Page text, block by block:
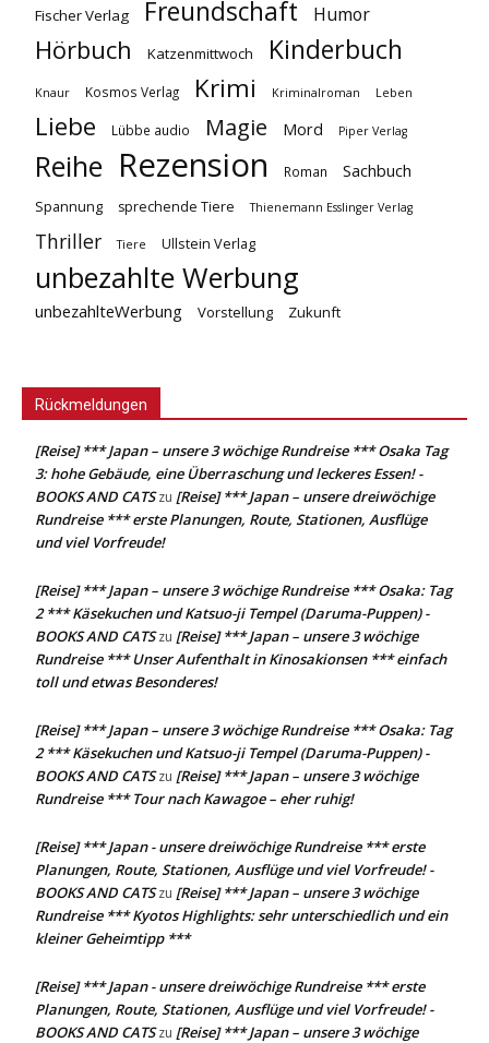
Fischer Verlag Freundschaft Humor
Hörbuch Katzenmittwoch Kinderbuch
Knaur Kosmos Verlag Krimi Kriminalroman Leben
Liebe Lübbe audio Magie Mord Piper Verlag
Reihe Rezension Roman Sachbuch
Spannung sprechende Tiere Thienemann Esslinger Verlag
Thriller Tiere Ullstein Verlag
unbezahlte Werbung
unbezahlteWerbung Vorstellung Zukunft
Rückmeldungen
[Reise] *** Japan – unsere 3 wöchige Rundreise *** Osaka Tag
3: hohe Gebäude, eine Überraschung und leckeres Essen! -
BOOKS AND CATSzu [Reise] *** Japan – unsere dreiwöchige
Rundreise *** erste Planungen, Route, Stationen, Ausflüge
und viel Vorfreude!
[Reise] *** Japan – unsere 3 wöchige Rundreise *** Osaka: Tag
2 *** Käsekuchen und Katsuo-ji Tempel (Daruma-Puppen) -
BOOKS AND CATSzu [Reise] *** Japan – unsere 3 wöchige
Rundreise *** Unser Aufenthalt in Kinosakionsen *** einfach
toll und etwas Besonderes!
[Reise] *** Japan – unsere 3 wöchige Rundreise *** Osaka: Tag
2 *** Käsekuchen und Katsuo-ji Tempel (Daruma-Puppen) -
BOOKS AND CATSzu [Reise] *** Japan – unsere 3 wöchige
Rundreise *** Tour nach Kawagoe – eher ruhig!
[Reise] *** Japan - unsere dreiwöchige Rundreise *** erste
Planungen, Route, Stationen, Ausflüge und viel Vorfreude! -
BOOKS AND CATSzu [Reise] *** Japan – unsere 3 wöchige
Rundreise *** Kyotos Highlights: sehr unterschiedlich und ein
kleiner Geheimtipp ***
[Reise] *** Japan - unsere dreiwöchige Rundreise *** erste
Planungen, Route, Stationen, Ausflüge und viel Vorfreude! -
BOOKS AND CATSzu [Reise] *** Japan – unsere 3 wöchige